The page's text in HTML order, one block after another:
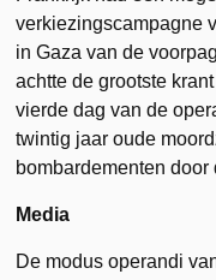
verkiezingscampagne
in Gaza van de
achtte de grootste
vierde dag van de
twintig jaar oude
bombardementen
Media
De modus operandi